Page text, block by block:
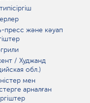
пресс және кәуап
/ Худжанд
обл.)
мен
арналған